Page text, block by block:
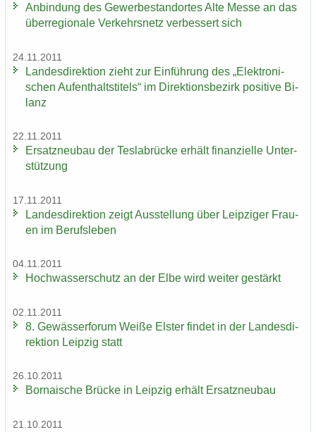
An­bin­dung des Ge­wer­be­stand­or­tes Alte Messe an das
über­re­gio­na­le Ver­kehrs­netz ver­bes­sert sich
24.11.2011
Lan­des­di­rek­ti­on zieht zur Ein­füh­rung des „Elek­tro­ni­
schen Auf­ent­halts­ti­tels“ im Di­rek­ti­ons­be­zirk po­si­ti­ve Bi­
lanz
22.11.2011
Er­satz­neu­bau der Tes­la­b­rü­cke er­hält fi­nan­zi­el­le Un­ter­
stüt­zung
17.11.2011
Lan­des­di­rek­ti­on zeigt Aus­stel­lung über Leip­zi­ger Frau­
en im Be­rufs­le­ben
04.11.2011
Hoch­was­ser­schutz an der Elbe wird wei­ter ge­stärkt
02.11.2011
8. Ge­wäs­ser­fo­rum Weiße Els­ter fin­det in der Lan­des­di­
rek­ti­on Leip­zig statt
26.10.2011
Bor­na­i­sche Brü­cke in Leip­zig er­hält Er­satz­neu­bau
21.10.2011